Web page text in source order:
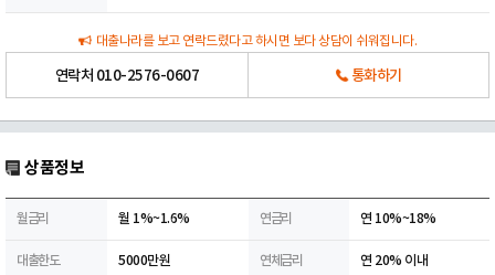
대출나라를 보고 연락드렸다고 하시면 보다 상담이 쉬워집니다.
연락처 010-2576-0607 통화하기
상품정보
월금리 월 1%~1.6% 연금리 연 10%~18%
대출한도 5000만원 연체금리 연 20% 이내